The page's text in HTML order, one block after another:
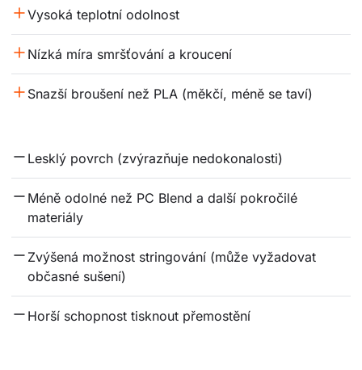
Vysoká teplotní odolnost
Nízká míra smršťování a kroucení
Snazší broušení než PLA (měkčí, méně se taví)
Lesklý povrch (zvýrazňuje nedokonalosti)
Méně odolné než PC Blend a další pokročilé
materiály
Zvýšená možnost stringování (může vyžadovat
občasné sušení)
Horší schopnost tisknout přemostění